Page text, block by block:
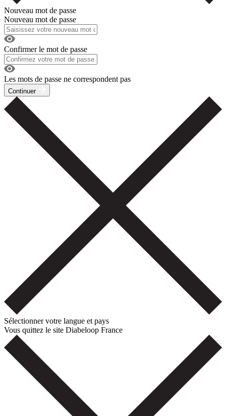
Nouveau mot de passe
Nouveau mot de passe
Confirmer le mot de passe
Les mots de passe ne correspondent pas
Continuer
Sélectionner votre langue et pays
Vous quittez le site Diabeloop France